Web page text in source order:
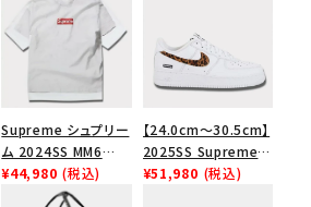
Supreme シュプリー
ム 2024SS MM6
Maison Margiela
Box Logo Tee MM6
¥44,980 (税込)
【24.0cm～30.5cm】
2025SS Supreme
GOODENOUGH
¥51,980 (税込)